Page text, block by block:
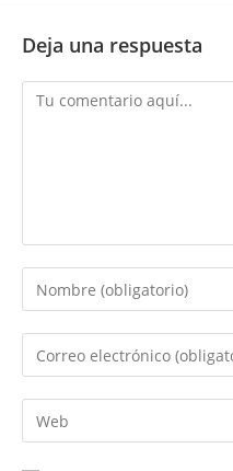
Deja una respuesta
Comentario
Introduce
tu
nombre
de
usuario
Introduce
tu
dirección
de
Introduce
la
URL